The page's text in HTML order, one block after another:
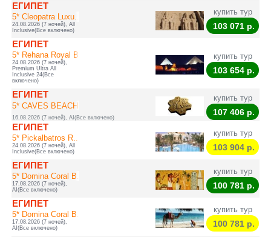
ЕГИПЕТ
5* Cleopatra Luxu...
24.08.2026 (7 ночей), All
Inclusive(Все включено)
купить тур
103 071 р.
ЕГИПЕТ
5* Rehana Royal B...
24.08.2026 (7 ночей),
Premium Ultra All
Inclusive 24(Все
включено)
купить тур
103 654 р.
ЕГИПЕТ
5* CAVES BEACH RE...
16.08.2026 (7 ночей), AI(Все включено)
купить тур
107 406 р.
ЕГИПЕТ
5* Pickalbatros R...
24.08.2026 (7 ночей), All
Inclusive(Все включено)
купить тур
103 904 р.
ЕГИПЕТ
5* Domina Coral B...
17.08.2026 (7 ночей),
AI(Все включено)
купить тур
100 781 р.
ЕГИПЕТ
5* Domina Coral B...
17.08.2026 (7 ночей),
AI(Все включено)
купить тур
100 781 р.